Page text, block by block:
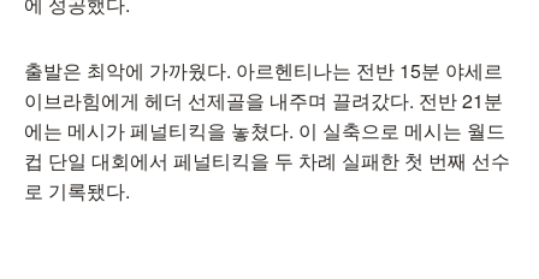
출발은 최악에 가까웠다. 아르헨티나는 전반 15분 야세르
이브라힘에게 헤더 선제골을 내주며 끌려갔다. 전반 21분
에는 메시가 페널티킥을 놓쳤다. 이 실축으로 메시는 월드
컵 단일 대회에서 페널티킥을 두 차례 실패한 첫 번째 선수
로 기록됐다.